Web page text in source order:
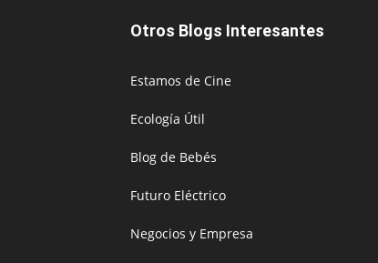
Otros Blogs Interesantes
Estamos de Cine
Ecología Útil
Blog de Bebés
Futuro Eléctrico
Negocios y Empresa